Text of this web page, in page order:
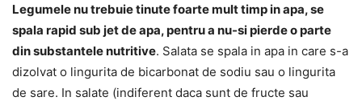
Legumele nu trebuie tinute foarte mult timp in apa, se
spala rapid sub jet de apa, pentru a nu-si pierde o parte
din substantele nutritive. Salata se spala in apa in care s-a
dizolvat o lingurita de bicarbonat de sodiu sau o lingurita
de sare. In salate (indiferent daca sunt de fructe sau